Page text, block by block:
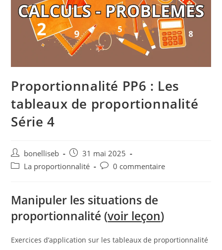
Proportionnalité PP6 : Les
tableaux de proportionnalité
Série 4
bonelliseb
31 mai 2025
La proportionnalité
0 commentaire
Manipuler les situations de
proportionnalité (voir leçon)
Exercices d’application sur les tableaux de proportionnalité